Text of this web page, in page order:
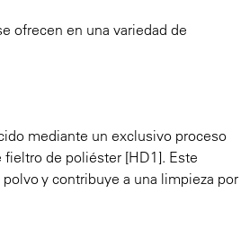
ofrecen en una variedad de
mediante un exclusivo proceso
de poliéster [HD1]. Este
y contribuye a una limpieza por